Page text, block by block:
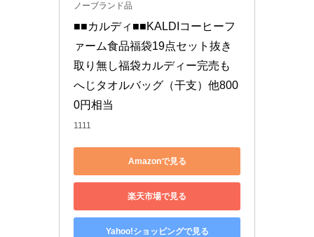
ノーブランド品
■■カルディ■■KALDIコーヒーフ
ァーム食品福袋19点セット抜き
取り無し福袋カルディー完売も
へじタオルバッグ（干支）他800
0円相当
1111
Amazonで見る
楽天市場で見る
Yahoo!ショッピングで見る